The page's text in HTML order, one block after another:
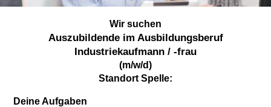
Wir suchen
Auszubildende im Ausbildungsberuf
Industriekaufmann / -frau
(m/w/d)
Standort Spelle:
Deine Aufgaben